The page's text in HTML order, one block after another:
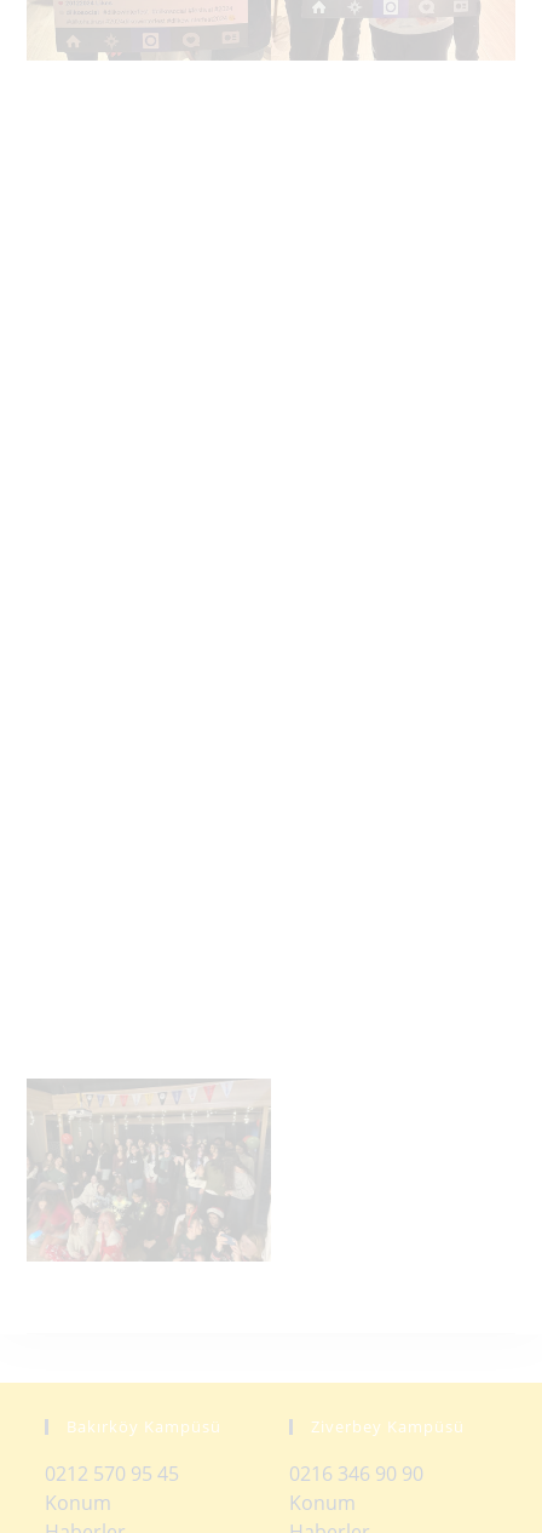
Bakırköy Kampüsü
0212 570 95 45
Konum
Ziverbey Kampüsü
0216 346 90 90
Konum